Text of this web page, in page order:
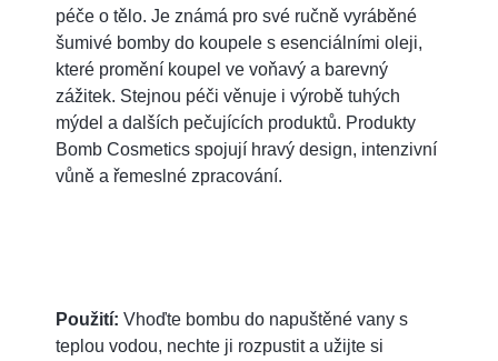
péče o tělo. Je známá pro své ručně vyráběné
šumivé bomby do koupele s esenciálními oleji,
které promění koupel ve voňavý a barevný
zážitek. Stejnou péči věnuje i výrobě tuhých
mýdel a dalších pečujících produktů. Produkty
Bomb Cosmetics spojují hravý design, intenzivní
vůně a řemeslné zpracování.
Použití: Vhoďte bombu do napuštěné vany s
teplou vodou, nechte ji rozpustit a užijte si